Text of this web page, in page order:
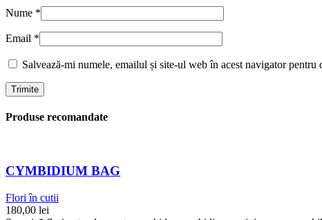
Nume *
Email *
Salvează-mi numele, emailul și site-ul web în acest navigator pentru
Produse recomandate
CYMBIDIUM BAG
Flori în cutii
180,00 lei